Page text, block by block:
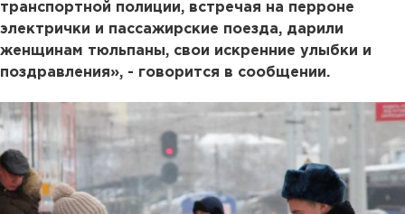
транспортной полиции, встречая на перроне
электрички и пассажирские поезда, дарили
женщинам тюльпаны, свои искренние улыбки и
поздравления», - говорится в сообщении.